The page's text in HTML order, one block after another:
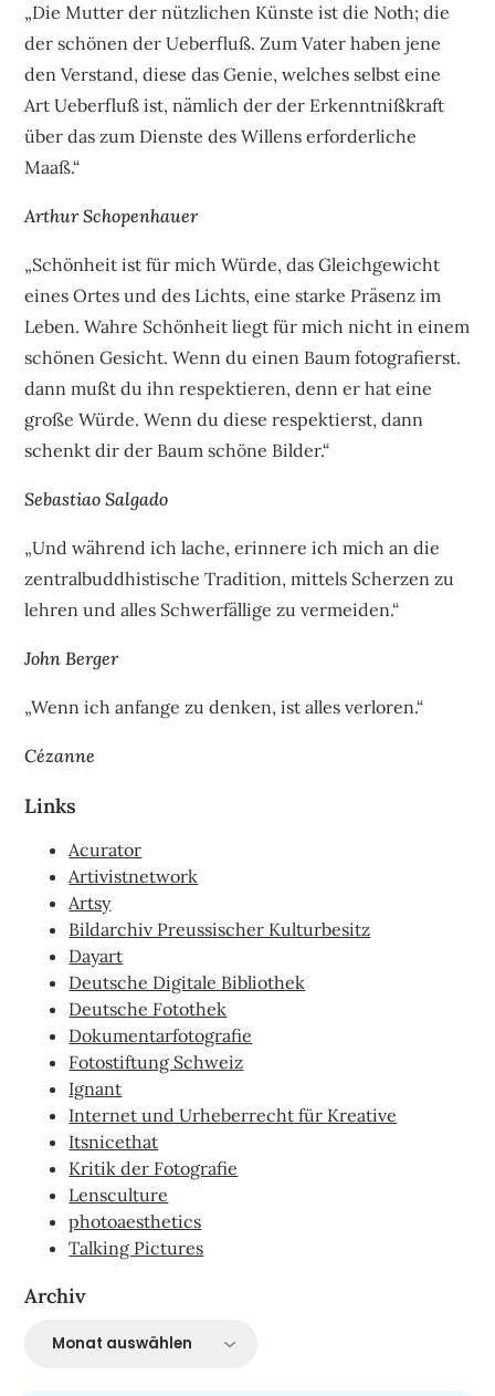
„Die Mutter der nützlichen Künste ist die Noth; die
der schönen der Ueberfluß. Zum Vater haben jene
den Verstand, diese das Genie, welches selbst eine
Art Ueberfluß ist, nämlich der der Erkenntnißkraft
über das zum Dienste des Willens erforderliche
Maaß.“
Arthur Schopenhauer
„Schönheit ist für mich Würde, das Gleichgewicht
eines Ortes und des Lichts, eine starke Präsenz im
Leben. Wahre Schönheit liegt für mich nicht in einem
schönen Gesicht. Wenn du einen Baum fotografierst.
dann mußt du ihn respektieren, denn er hat eine
große Würde. Wenn du diese respektierst, dann
schenkt dir der Baum schöne Bilder.“
Sebastiao Salgado
„Und während ich lache, erinnere ich mich an die
zentralbuddhistische Tradition, mittels Scherzen zu
lehren und alles Schwerfällige zu vermeiden.“
John Berger
„Wenn ich anfange zu denken, ist alles verloren.“
Cézanne
Links
Acurator
Artivistnetwork
Artsy
Bildarchiv Preussischer Kulturbesitz
Dayart
Deutsche Digitale Bibliothek
Deutsche Fotothek
Dokumentarfotografie
Fotostiftung Schweiz
Ignant
Internet und Urheberrecht für Kreative
Itsnicethat
Kritik der Fotografie
Lensculture
photoaesthetics
Talking Pictures
Archiv